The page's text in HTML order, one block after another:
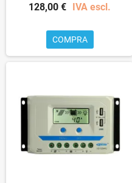
128,00 € IVA escl.
COMPRA